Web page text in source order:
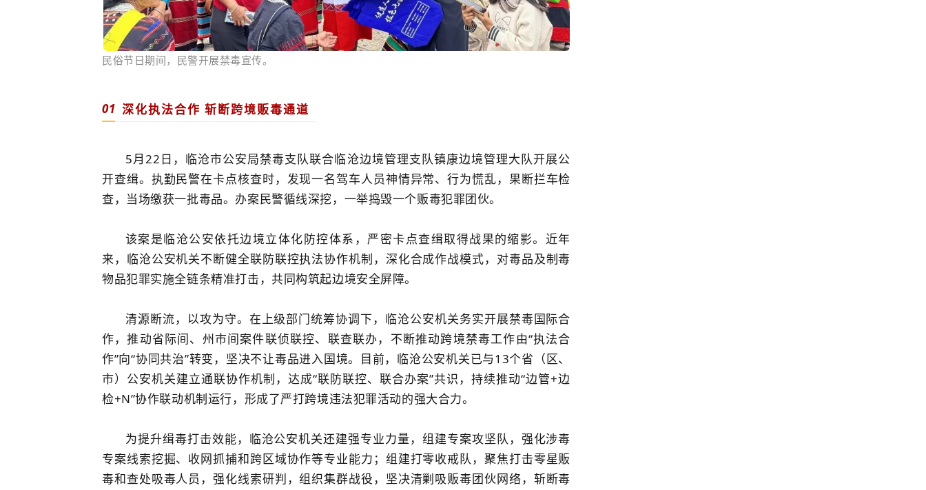
民俗节日期间，民警开展禁毒宣传。
01 深化执法合作 斩断跨境贩毒通道
5月22日，临沧市公安局禁毒支队联合临沧边境管理支队镇康边境管理大队开展公
开查缉。执勤民警在卡点核查时，发现一名驾车人员神情异常、行为慌乱，果断拦车检
查，当场缴获一批毒品。办案民警循线深挖，一举捣毁一个贩毒犯罪团伙。
该案是临沧公安依托边境立体化防控体系，严密卡点查缉取得战果的缩影。近年
来，临沧公安机关不断健全联防联控执法协作机制，深化合成作战模式，对毒品及制毒
物品犯罪实施全链条精准打击，共同构筑起边境安全屏障。
清源断流，以攻为守。在上级部门统筹协调下，临沧公安机关务实开展禁毒国际合
作，推动省际间、州市间案件联侦联控、联查联办，不断推动跨境禁毒工作由“执法合
作”向“协同共治”转变，坚决不让毒品进入国境。目前，临沧公安机关已与13个省（区、
市）公安机关建立通联协作机制，达成“联防联控、联合办案”共识，持续推动“边管+边
检+N”协作联动机制运行，形成了严打跨境违法犯罪活动的强大合力。
为提升缉毒打击效能，临沧公安机关还建强专业力量，组建专案攻坚队，强化涉毒
专案线索挖掘、收网抓捕和跨区域协作等专业能力；组建打零收戒队，聚焦打击零星贩
毒和查处吸毒人员，强化线索研判，组织集群战役，坚决清剿吸贩毒团伙网络，斩断毒